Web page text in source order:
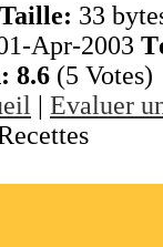
Taille: 33
Apr-2003
8.6 (5 Votes)
| Evaluer